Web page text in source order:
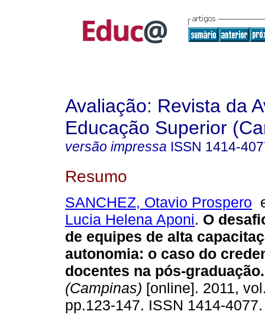
Avaliação: Revista da
Educação Superior
versão impressa ISSN 1414-
Resumo
SANCHEZ, Otavio Prospero
Lucia Helena Aponi. O
de equipes de alta
autonomia: o caso do
docentes na pós-graduação.
(Campinas) [online]. 2011,
pp.123-147. ISSN 1414-4077.